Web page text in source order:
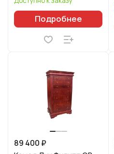
Подробнее
89 400 ₽